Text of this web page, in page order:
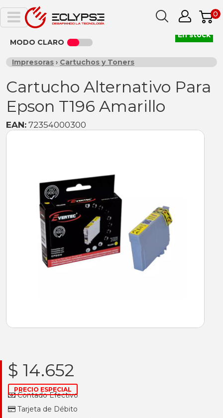
0
MODO CLARO
Impresoras › Cartuchos y Toners
Cartucho Alternativo Para
Epson T196 Amarillo
EAN: 72354000300
$ 14.652
PRECIO ESPECIAL
Contado Efectivo
Tarjeta de Débito
En stock